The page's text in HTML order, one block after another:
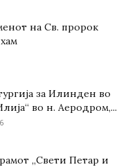
на Св. пророк
за Илинден во
во н. Аеродром,...
„Свети Петар и